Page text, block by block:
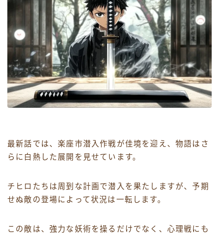
最新話では、楽座市潜入作戦が佳境を迎え、物語はさ
らに白熱した展開を見せています。
チヒロたちは周到な計画で潜入を果たしますが、予期
せぬ敵の登場によって状況は一転します。
この敵は、強力な妖術を操るだけでなく、心理戦にも